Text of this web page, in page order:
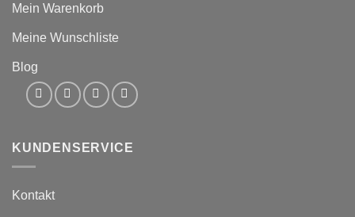
Mein Warenkorb
Meine Wunschliste
Blog
KUNDENSERVICE
Kontakt